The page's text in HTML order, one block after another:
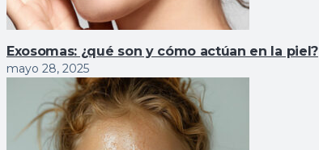
Exosomas: ¿qué son y cómo actúan en la piel?
mayo 28, 2025